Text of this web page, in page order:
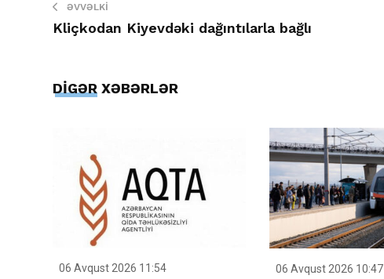
ƏVVƏLKI
Kliçkodan Kiyevdəki dağıntılarla bağlı
DİGƏR XƏBƏRLƏR
06 Avqust 2026 11:54 06 Avqust 2026 10:47